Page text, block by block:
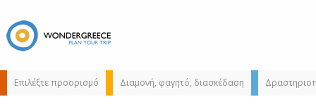
Επιλέξτε προορισμό Διαμονή, φαγητό, διασκέδαση